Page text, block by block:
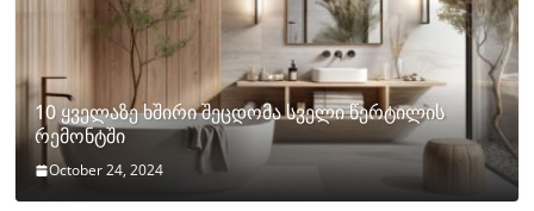
10 ყველაზე ხშირი შეცდომა სველი წერტილის
რემონტში
October 24, 2024